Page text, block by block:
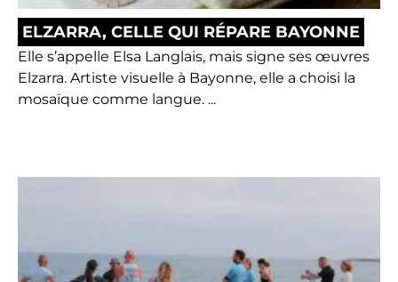
ELZARRA, CELLE QUI RÉPARE BAYONNE
Elle s’appelle Elsa Langlais, mais signe ses œuvres
Elzarra. Artiste visuelle à Bayonne, elle a choisi la
mosaïque comme langue. ...